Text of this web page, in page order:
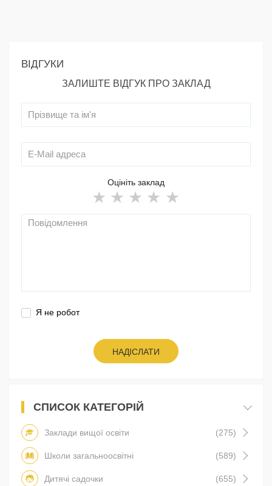
ВІДГУКИ
ЗАЛИШТЕ ВІДГУК ПРО ЗАКЛАД
Оцініть заклад
Я не робот
НАДІСЛАТИ
СПИСОК КАТЕГОРІЙ
Заклади вищої освіти (275)
Школи загальноосвітні (589)
Дитячі садочки (655)